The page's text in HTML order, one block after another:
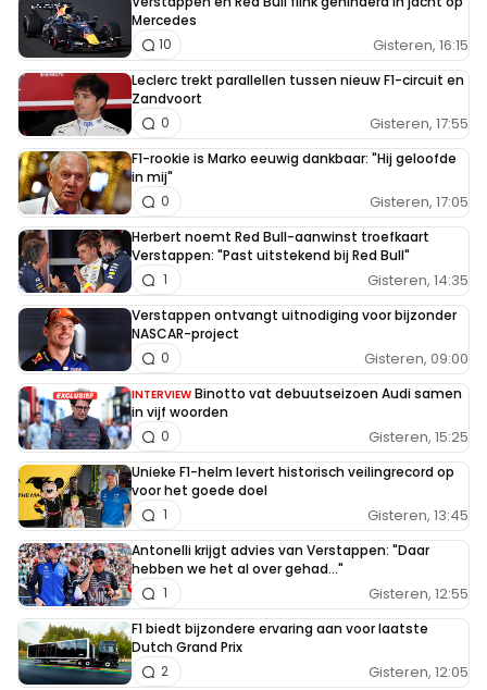
Mercedes
Gisteren, 16:15
10
Leclerc trekt parallellen tussen nieuw F1-circuit en
Zandvoort
Gisteren, 17:55
0
F1-rookie is Marko eeuwig dankbaar: "Hij geloofde
in mij"
Gisteren, 17:05
0
Herbert noemt Red Bull-aanwinst troefkaart
Verstappen: "Past uitstekend bij Red Bull"
Gisteren, 14:35
1
Verstappen ontvangt uitnodiging voor bijzonder
NASCAR-project
Gisteren, 09:00
0
INTERVIEW Binotto vat debuutseizoen Audi samen
in vijf woorden
Gisteren, 15:25
0
Unieke F1-helm levert historisch veilingrecord op
voor het goede doel
Gisteren, 13:45
1
Antonelli krijgt advies van Verstappen: "Daar
hebben we het al over gehad..."
Gisteren, 12:55
1
F1 biedt bijzondere ervaring aan voor laatste
Dutch Grand Prix
Gisteren, 12:05
2